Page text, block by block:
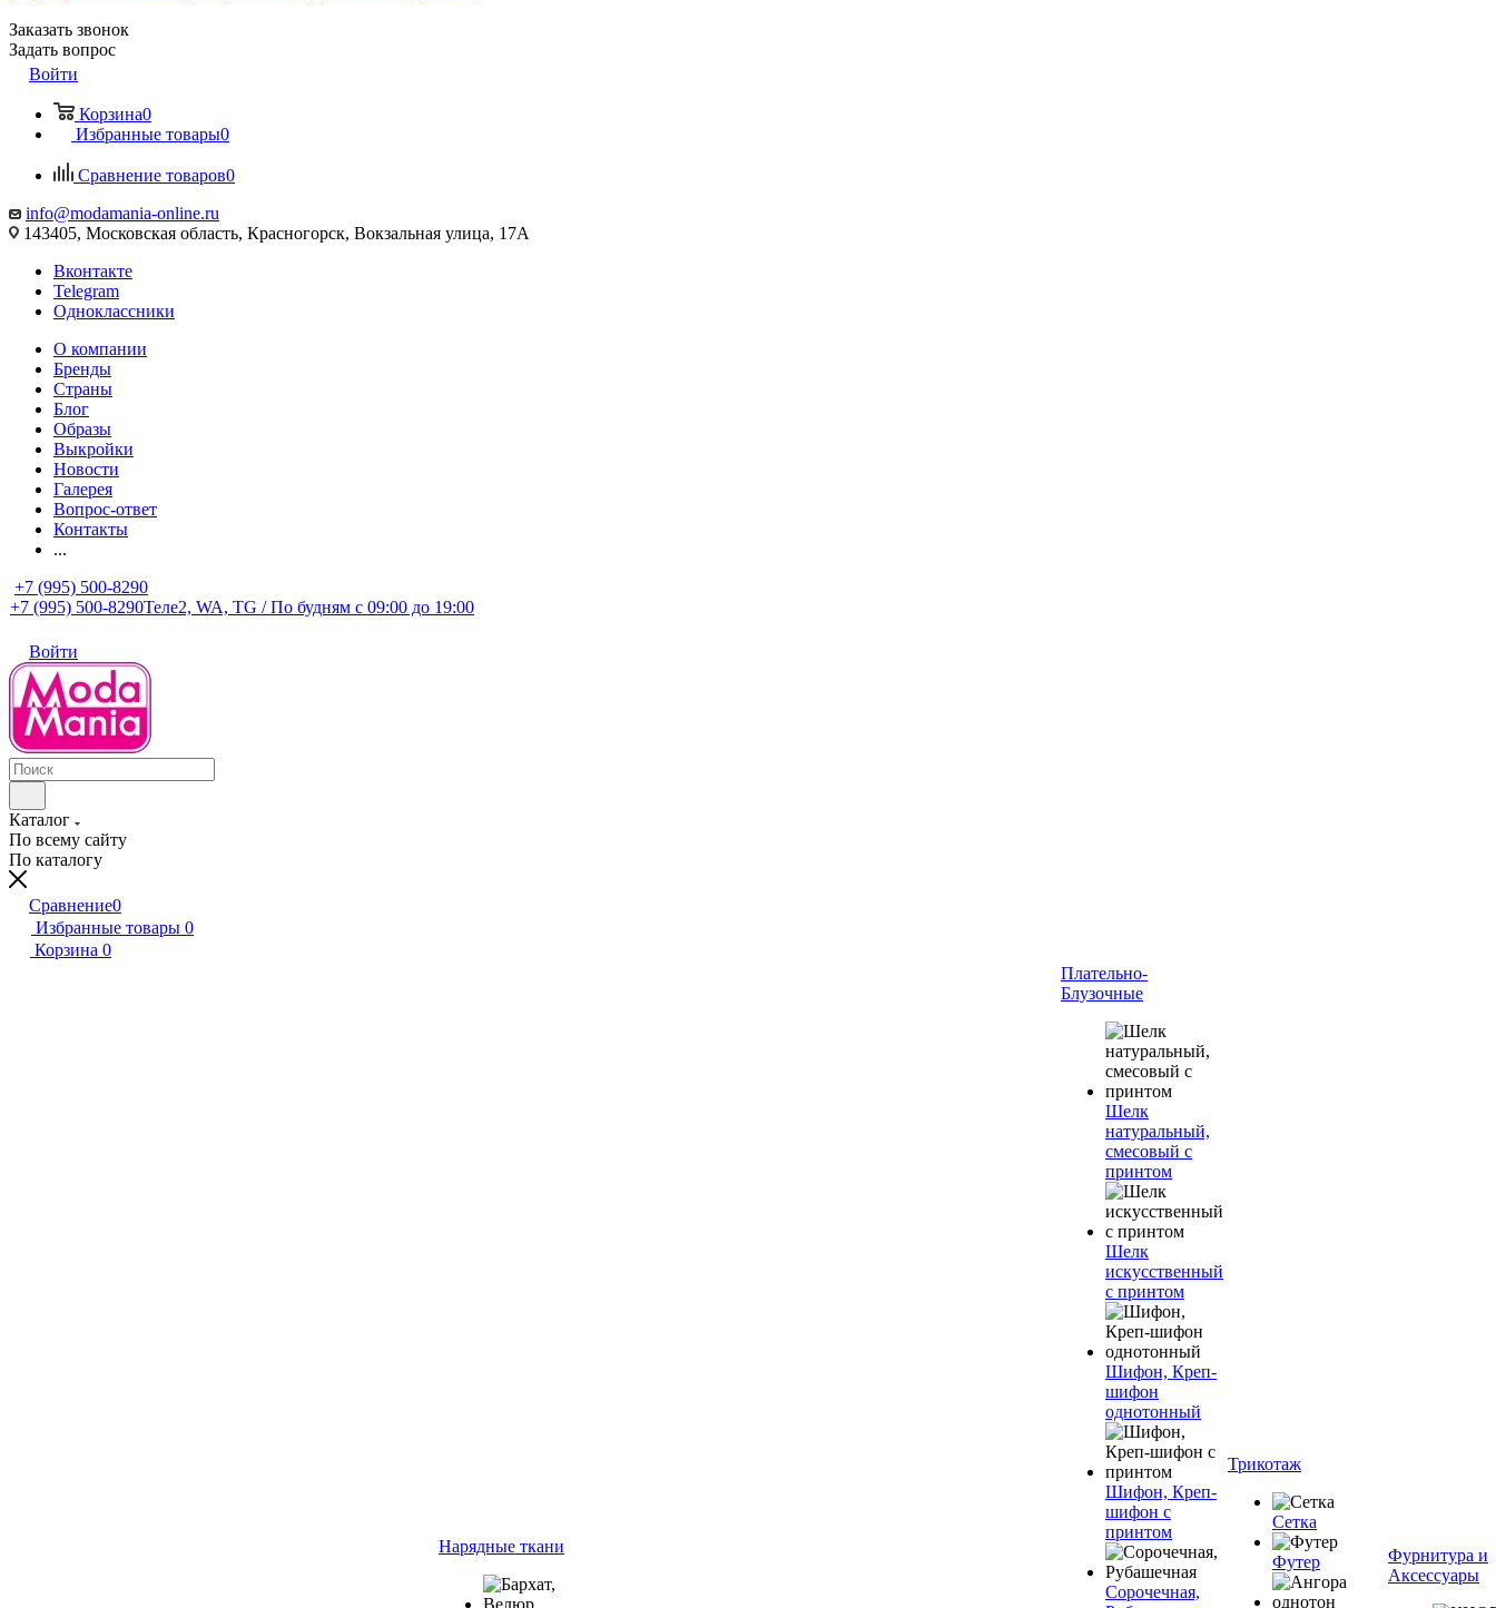
Заказать звонок
Задать вопрос
Войти
Корзина0
Избранные товары0
Сравнение товаров0
info@modamania-online.ru
143405, Московская область, Красногорск, Вокзальная улица, 17А
Вконтакте
Telegram
Одноклассники
О компании
Бренды
Страны
Блог
Образы
Выкройки
Новости
Галерея
Вопрос-ответ
Контакты
...
+7 (995) 500-8290
+7 (995) 500-8290Теле2, WA, TG / По будням c 09:00 до 19:00
Войти
Каталог
По всему сайту
По каталогу
Сравнение0
Избранные товары 0
Корзина 0
Нарядные ткани
Плательно-
Блузочные
Шелк
натуральный,
смесовый с
принтом
Шелк
искусственный
с принтом
Шифон, Креп-
шифон
однотонный
Шифон, Креп-
шифон с
принтом
Сорочечная,
Трикотаж
Сетка
Футер
Фурнитура и
Аксессуары